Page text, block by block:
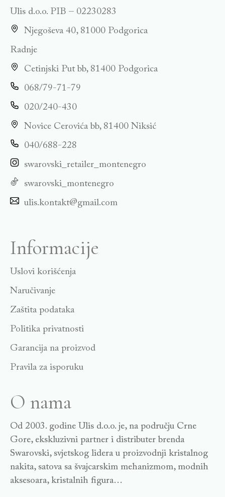
Ulis d.o.o. PIB – 02230283
Njegoševa 40, 81000 Podgorica
Radnje
Cetinjski Put bb, 81400 Podgorica
068/79-71-79
020/240-430
Novice Cerovića bb, 81400 Niksić
040/688-228
swarovski_retailer_montenegro
swarovski_montenegro
ulis.kontakt@gmail.com
Informacije
Uslovi korišćenja
Naručivanje
Zaštita podataka
Politika privatnosti
Garancija na proizvod
Pravila za isporuku
O nama
Od 2003. godine Ulis d.o.o. je, na području Crne
Gore, ekskluzivni partner i distributer brenda
Swarovski, svjetskog lidera u proizvodnji kristalnog
nakita, satova sa švajcarskim mehanizmom, modnih
aksesoara, kristalnih figura…